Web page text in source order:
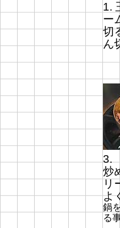
1.
ー
切
ん
3.
炒
リ
よ
鍋
る